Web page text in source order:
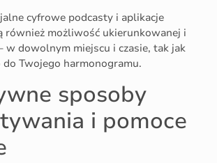
cyfrowe podcasty i aplikacje
również możliwość ukierunkowanej i
w dowolnym miejscu i czasie, tak jak
Twojego harmonogramu.
sposoby
i pomoce